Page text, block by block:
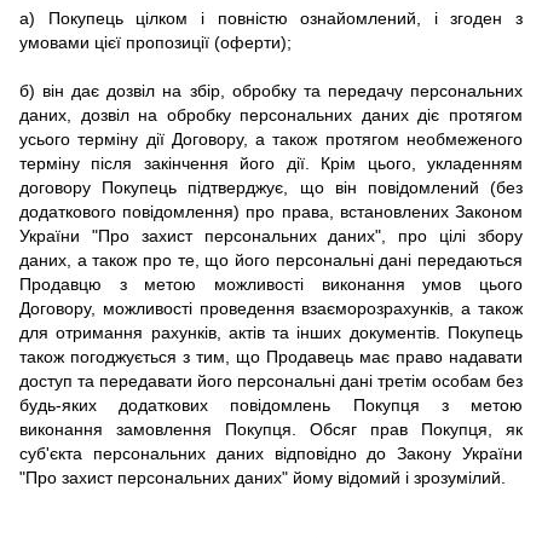
а) Покупець цілком і повністю ознайомлений, і згоден з
умовами цієї пропозиції (оферти);
б) він дає дозвіл на збір, обробку та передачу персональних
даних, дозвіл на обробку персональних даних діє протягом
усього терміну дії Договору, а також протягом необмеженого
терміну після закінчення його дії.
Крім цього, укладенням
договору Покупець підтверджує, що він повідомлений (без
додаткового повідомлення) про права, встановлених Законом
України "Про захист персональних даних", про цілі збору
даних, а також про те, що його персональні дані передаються
Продавцю з метою можливості виконання умов цього
Договору, можливості проведення взаєморозрахунків, а також
для отримання рахунків, актів та інших документів.
Покупець
також погоджується з тим, що Продавець має право надавати
доступ та передавати його персональні дані третім особам без
будь-яких додаткових повідомлень Покупця з метою
виконання замовлення Покупця.
Обсяг прав Покупця, як
суб'єкта персональних даних відповідно до Закону України
"Про захист персональних даних" йому відомий і зрозумілий.